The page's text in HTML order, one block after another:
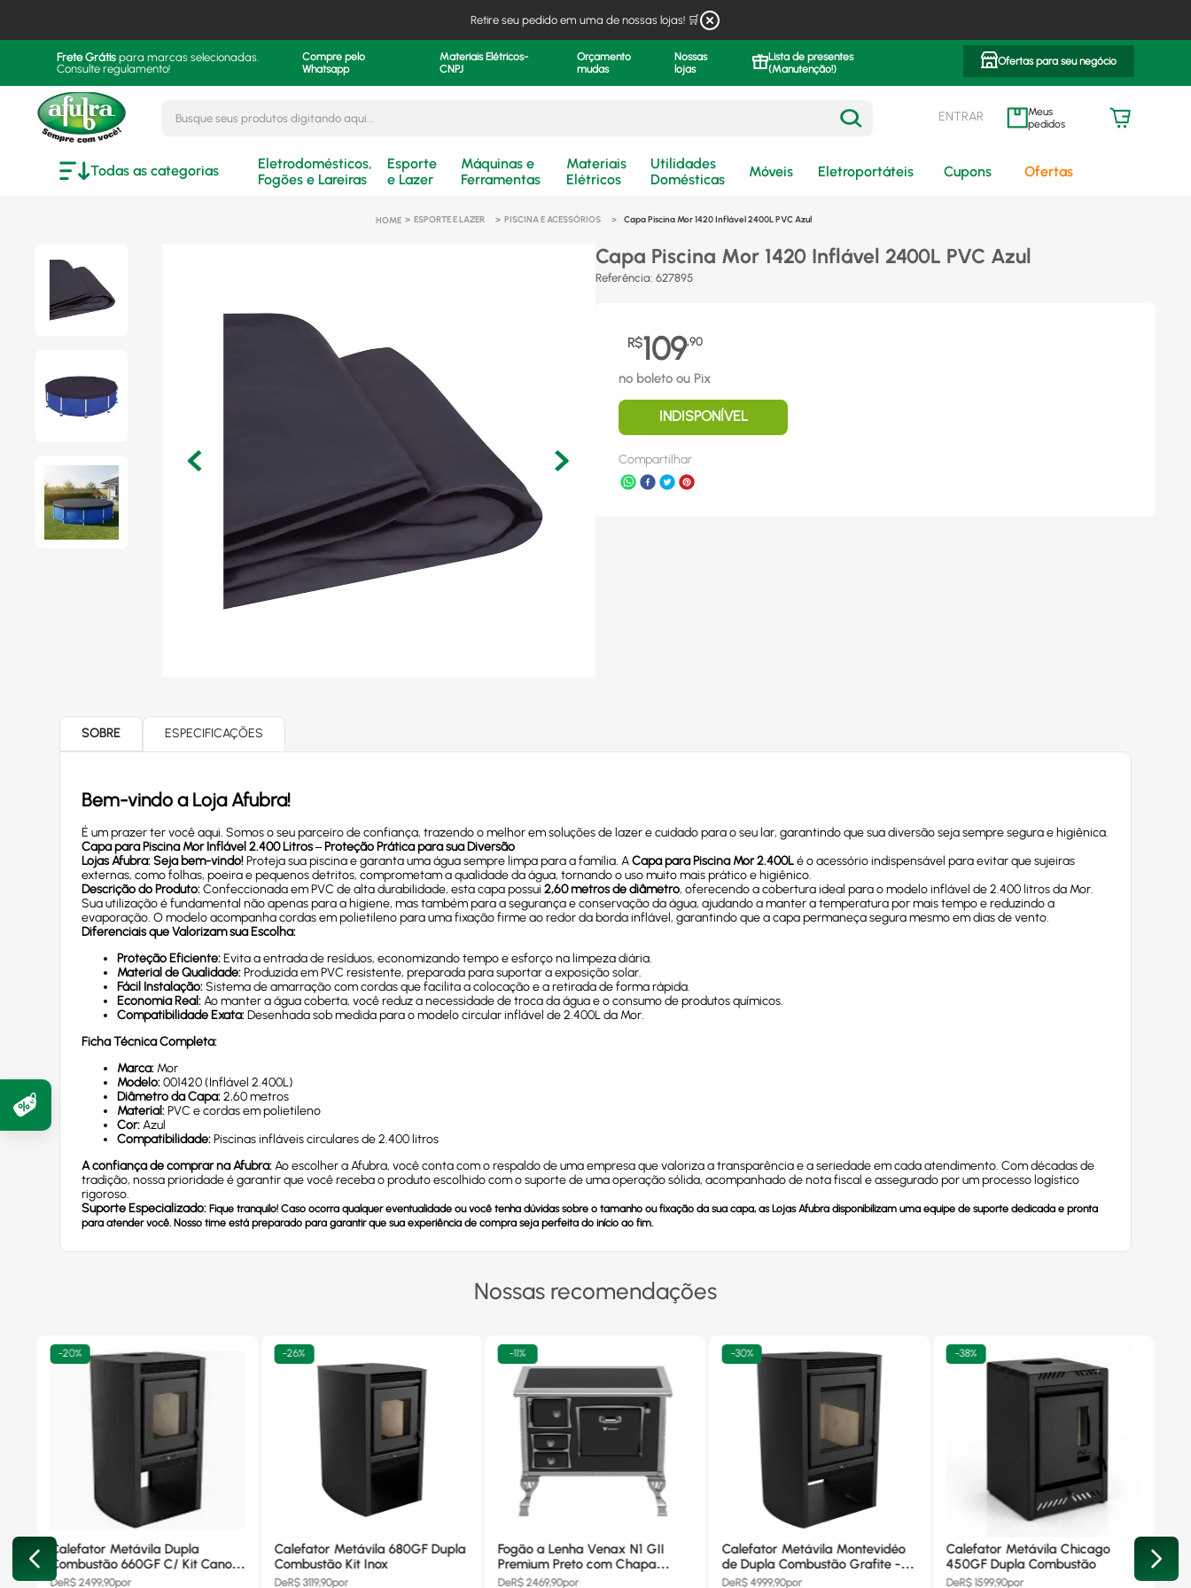
Retire seu pedido em uma de nossas lojas! 🛒
Frete Grátis para marcas selecionadas.
Consulte regulamento!
Compre pelo
Whatsapp
Materiais Elétricos-
CNPJ
Orçamento
mudas
Nossas
lojas
Lista de presentes
(Manutenção!)
Ofertas para seu negócio
ENTRAR meus pedidos
Todas as categorias
Eletrodomésticos,
Fogões e Lareiras
Esporte
e Lazer
Máquinas e
Ferramentas
Materiais
Elétricos
Utilidades
Domésticas
Móveis Eletroportáteis Cupons Ofertas
ESPORTE E LAZER PISCINA E ACESSÓRIOS Capa Piscina Mor 1420 Inflável 2400L PVC Azul
Capa Piscina Mor 1420 Inflável 2400L PVC Azul
Referência: 627895
R$109,90
no boleto ou Pix
INDISPONÍVEL
Compartilhar
SOBRE ESPECIFICAÇÕES
Bem-vindo a Loja Afubra!
É um prazer ter você aqui. Somos o seu parceiro de confiança, trazendo o melhor em soluções de lazer e cuidado para o seu lar, garantindo que sua diversão seja sempre segura e higiênica.
Capa para Piscina Mor Inflável 2.400 Litros – Proteção Prática para sua Diversão
Lojas Afubra: Seja bem-vindo!Proteja sua piscina e garanta uma água sempre limpa para a família. ACapa para Piscina Mor 2.400Lé o acessório indispensável para evitar que sujeiras
externas, como folhas, poeira e pequenos detritos, comprometam a qualidade da água, tornando o uso muito mais prático e higiênico.
Descrição do Produto:Confeccionada em PVC de alta durabilidade, esta capa possui2,60 metros de diâmetro, oferecendo a cobertura ideal para o modelo inflável de 2.400 litros da Mor.
Sua utilização é fundamental não apenas para a higiene, mas também para a segurança e conservação da água, ajudando a manter a temperatura por mais tempo e reduzindo a
evaporação. O modelo acompanha cordas em polietileno para uma fixação firme ao redor da borda inflável, garantindo que a capa permaneça segura mesmo em dias de vento.
Diferenciais que Valorizam sua Escolha:
Proteção Eficiente:Evita a entrada de resíduos, economizando tempo e esforço na limpeza diária.
Material de Qualidade:Produzida em PVC resistente, preparada para suportar a exposição solar.
Fácil Instalação:Sistema de amarração com cordas que facilita a colocação e a retirada de forma rápida.
Economia Real:Ao manter a água coberta, você reduz a necessidade de troca da água e o consumo de produtos químicos.
Compatibilidade Exata:Desenhada sob medida para o modelo circular inflável de 2.400L da Mor.
Ficha Técnica Completa:
Marca: Mor
Modelo:001420 (Inflável 2.400L)
Diâmetro da Capa:2,60 metros
Material:PVC e cordas em polietileno
Cor:Azul
Compatibilidade:Piscinas infláveis circulares de 2.400 litros
A confiança de comprar na Afubra:Ao escolher a Afubra, você conta com o respaldo de uma empresa que valoriza a transparência e a seriedade em cada atendimento. Com décadas de
tradição, nossa prioridade é garantir que você receba o produto escolhido com o suporte de uma operação sólida, acompanhado de nota fiscal e assegurado por um processo logístico
rigoroso.
Suporte Especializado: Fique tranquilo! Caso ocorra qualquer eventualidade ou você tenha dúvidas sobre o tamanho ou fixação da sua capa, as Lojas Afubra disponibilizam uma equipe de suporte dedicada e pronta
para atender você. Nosso time está preparado para garantir que sua experiência de compra seja perfeita do início ao fim.
Nossas recomendações
-20%
Calefator Metávila Dupla
Combustão 660GF C/ Kit Canos
Inox
DeR$2499,90por
-26%
Calefator Metávila 680GF Dupla
Combustão Kit Inox
DeR$3119,90por
-11%
Fogão a Lenha Venax N1 GII
Premium Preto com Chapa
Vitrocerâmica - Chaminé Saída
DeR$2469,90por
-30%
Calefator Metávila Montevidéo
de Dupla Combustão Grafite -
880GF
DeR$ 4999,90por
-38%
Calefator Metávila Chicago
450GF Dupla Combustão
DeR$ 1599,90por